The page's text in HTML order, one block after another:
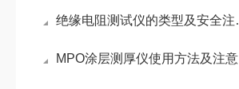
绝缘电阻测试仪的类型及安全注意事项
MPO涂层测厚仪使用方法及注意事项